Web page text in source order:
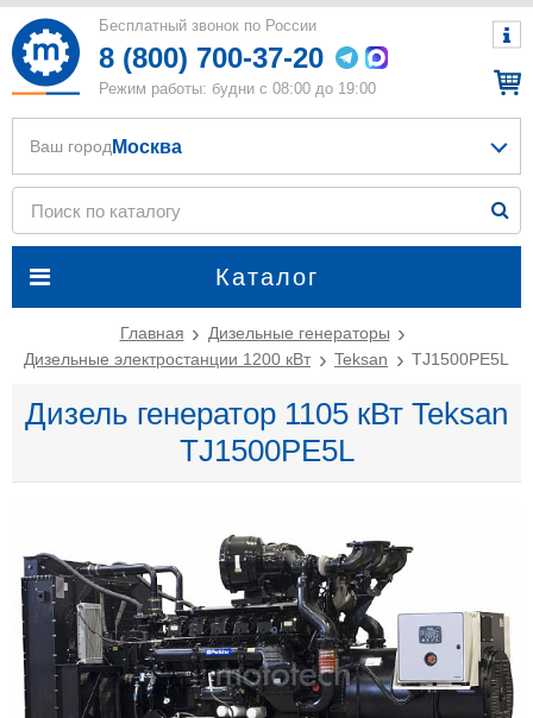
Бесплатный звонок по России
8 (800) 700-37-20
Режим работы: будни с 08:00 до 19:00
Каталог
Ваш город Москва
Главная
Дизельные генераторы
Дизельные электростанции 1200 кВт
Teksan TJ1500PE5L
Дизель генератор 1105 кВт Teksan
TJ1500PE5L